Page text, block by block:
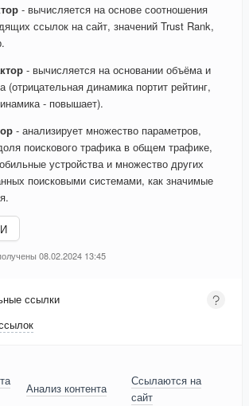
- вычисляется на основе соотношения
ссылок на сайт, значений Trust Rank,
- вычисляется на основании объёма и
(отрицательная динамика портит рейтинг,
- повышает).
- анализирует множество параметров,
поискового трафика в общем трафике,
устройства и множество других
поисковыми системами, как значимые
08.02.2024 13:45
ссылки
Анализ контента
Ссылаются на
сайт